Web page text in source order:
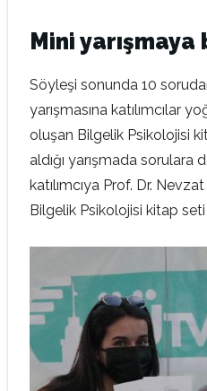
Mini
Söyleşi sonunda 10
yarışmasına katılımcılar
oluşan Bilgelik Psikolojisi
aldığı yarışmada
katılımcıya Prof. Dr. Nevzat
Bilgelik Psikolojisi kitap